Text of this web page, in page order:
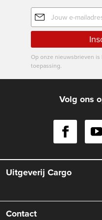
E-
mailadres
Op onze nieuwsbrieven
toepassing.
Volg ons
Uitgeverij Cargo
Contact